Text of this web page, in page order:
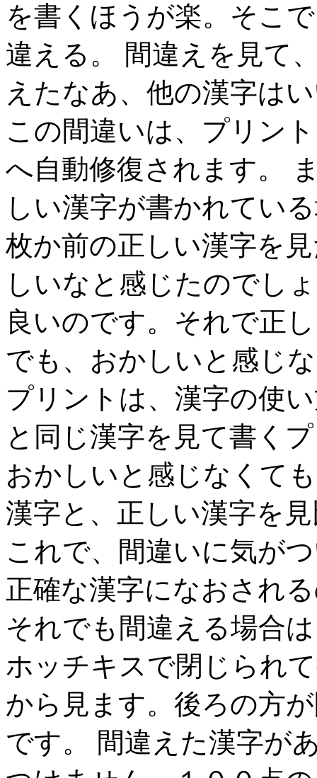
を書くほうが楽。そこ
違える。 間違えを見て
えたなあ、他の漢字は
この間違いは、プリン
へ自動修復されます。
しい漢字が書かれてい
枚か前の正しい漢字を
しいなと感じたのでし
良いのです。それで正
でも、おかしいと感じ
プリントは、漢字の使
と同じ漢字を見て書く
おかしいと感じなくて
漢字と、正しい漢字を
これで、間違いに気が
正確な漢字になおされ
それでも間違える場合
ホッチキスで閉じられ
から見ます。後ろの方
です。 間違えた漢字が